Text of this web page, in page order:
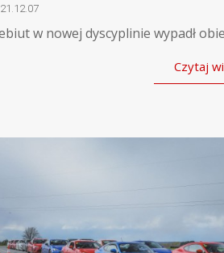
w nowej dyscyplinie wypadł
Czytaj